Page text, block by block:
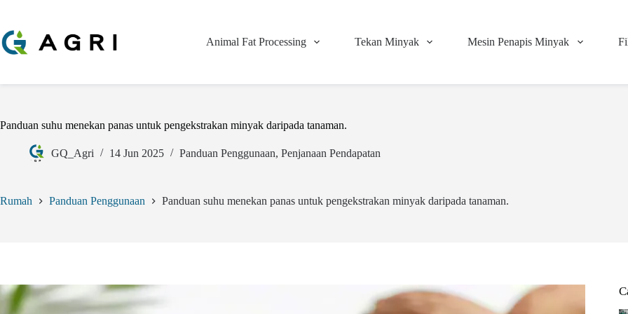
Animal Fat Processing Tekan Minyak Mesin Penapis Minyak
Panduan suhu menekan panas untuk pengekstrakan minyak daripada tanaman.
GQ_Agri 14 Jun 2025 Panduan Penggunaan, Penjanaan Pendapatan
Rumah Panduan Penggunaan Panduan suhu menekan panas untuk pengekstrakan minyak daripada tanaman.